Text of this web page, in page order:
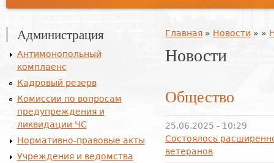
Вы здесь
Главная » Новости » »
Новости
Общество
25.06.2025 - 10:29
Состоялось
ветеранов
Администрация
Антимонопольный
комплаенс
Кадровый резерв
Комиссии по вопросам
предупреждения и
ликвидации ЧС
Нормативно-правовые акты
Учреждения и ведомства